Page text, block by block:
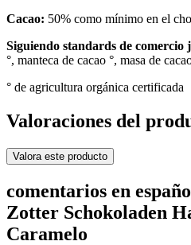
Cacao: 50% como mínimo en el
Siguiendo standards de comercio
°, manteca de cacao °, masa de
° de agricultura orgánica certificada
Valoraciones del
Valora este producto
comentarios en
Zotter Schokoladen
Caramelo